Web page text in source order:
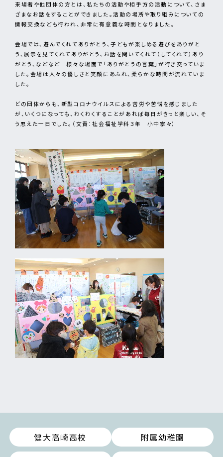
来場者や他団体の方とは、私たちの活動や相手方の活動について、さま
ざまなお話をすることができました。活動の場所や取り組みについての
情報交換なども行われ、非常に有意義な時間となりました。
会場では、遊んでくれてありがとう、子どもが楽しめる遊びをありがと
う、展示を見てくれてありがとう、お話を聞いてくれて（してくれて）あり
がとう、などなど…様々な場面で「ありがとうの言葉」が行き交っていま
した。会場は人々の優しさと笑顔にあふれ、柔らかな時間が流れていま
した。
どの団体からも、新型コロナウイルスによる苦労や苦悩を感じました
が、いくつになっても、わくわくすることがあれば毎日がきっと楽しい、そ
う思えた一日でした。（文責：社会福祉学科３年 小中寧々）
健大高崎高校
附属幼稚園